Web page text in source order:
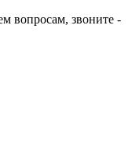
вопросам, звоните -